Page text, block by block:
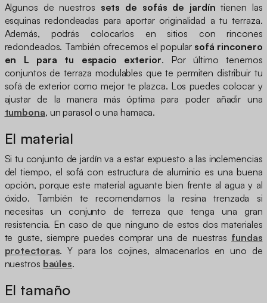
Algunos de nuestros sets de sofás de jardín tienen las
esquinas redondeadas para aportar originalidad a tu terraza.
Además, podrás colocarlos en sitios con rincones
redondeados. También ofrecemos el popular sofá rinconero
en L para tu espacio exterior. Por último tenemos
conjuntos de terraza modulables que te permiten distribuir tu
sofá de exterior como mejor te plazca. Los puedes colocar y
ajustar de la manera más óptima para poder añadir una
tumbona, un parasol o una hamaca.
El material
Si tu conjunto de jardín va a estar expuesto a las inclemencias
del tiempo, el sofá con estructura de aluminio es una buena
opción, porque este material aguante bien frente al agua y al
óxido. También te recomendamos la resina trenzada si
necesitas un conjunto de terreza que tenga una gran
resistencia. En caso de que ninguno de estos dos materiales
te guste, siempre puedes comprar una de nuestras fundas
protectoras. Y para los cojines, almacenarlos en uno de
nuestros baúles.
El tamaño